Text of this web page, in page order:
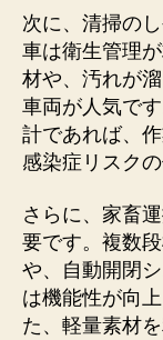
次に、清掃の
車は衛生管理
材や、汚れが
車両が人気で
計であれば、
感染症リスク
さらに、家畜
要です。複数
や、自動開閉
は機能性が向
た、軽量素材